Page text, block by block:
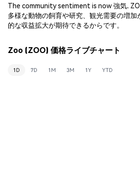
The community sentiment is now 強気.
多様な動物の飼育や研究、観光需要の増加
的な収益拡大が期待できるからです。
Zoo (ZOO) 価格ライブチャート
1D 7D 1M 3M 1Y YTD